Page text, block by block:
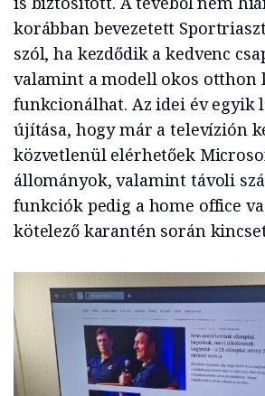
korábban bevezetett
szól, ha kezdődik a kedvenc
valamint a modell okos otthon
funkcionálhat. Az idei év egyik
újítása, hogy már a televízión
közvetlenül elérhetőek
állományok, valamint távoli
funkciók pedig a home office
kötelező karantén során